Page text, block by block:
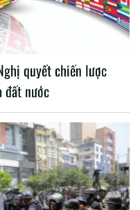
quyết chiến lược
đất nước